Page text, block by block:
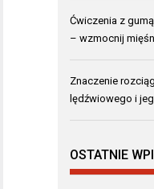
Ćwiczenia z
– wzmocnij
Znaczenie
lędźwiowego i
OSTATNIE